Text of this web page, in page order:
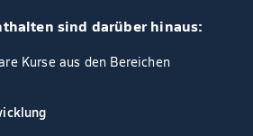
sind darüber hinaus:
Kurse aus den Bereichen